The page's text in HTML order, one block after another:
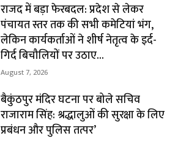
राजद में बड़ा फेरबदल: प्रदेश से लेकर
पंचायत स्तर तक की सभी कमेटियां भंग,
लेकिन कार्यकर्ताओं ने शीर्ष नेतृत्व के इर्द-
गिर्द बिचौलियों पर उठाए...
August 7, 2026
बैकुंठपुर मंदिर घटना पर बोले सचिव
राजाराम सिंह: श्रद्धालुओं की सुरक्षा के लिए
प्रबंधन और पुलिस तत्पर’